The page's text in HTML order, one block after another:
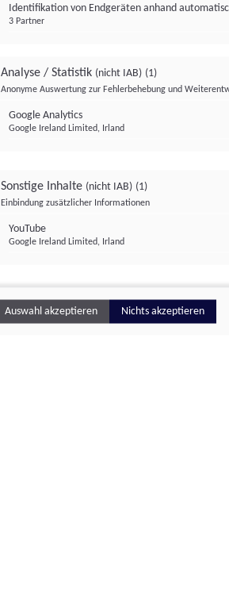
Identifikation von Endgeräten anhand
3 Partner
Analyse / Statistik (nicht IAB) (1)
Anonyme Auswertung zur Fehlerbehebung und
Google Analytics
Google Ireland Limited, Irland
Sonstige Inhalte (nicht IAB) (1)
Einbindung zusätzlicher Informationen
YouTube
Google Ireland Limited, Irland
Auswahl akzeptieren Nichts akzeptieren